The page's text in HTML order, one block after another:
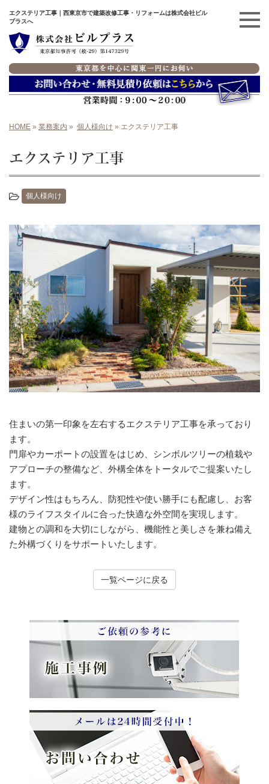
エクステリア工事｜西東京市で建築改修工事・リフォームは株式会社ビル
プラスへ
HOME » 業務案内 » 個人様向け » エクステリア工事
エクステリア工事
個人様向け
住まいの第一印象を左右するエクステリア工事を承っており
ます。
門扉やカーポートの設置をはじめ、シンボルツリーの植栽や
アプローチの整備など、外構全体をトータルでご提案いたし
ます。
デザイン性はもちろん、防犯性や使い勝手にも配慮し、お客
様のライフスタイルに合った快適な外空間を実現します。
建物との調和を大切にしながら、機能性と美しさを兼ね備え
た外構づくりをサポートいたします。
一覧ページに戻る